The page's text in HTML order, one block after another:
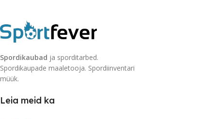
Spordikaubad ja sporditarbed.
Spordikaupade maaletooja. Spordiinventari
müük.
Leia meid ka